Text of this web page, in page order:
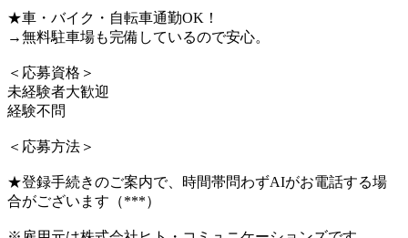
★車・バイク・自転車通勤OK！
→無料駐車場も完備しているので安心。
＜応募資格＞
未経験者大歓迎
経験不問
＜応募方法＞
★登録手続きのご案内で、時間帯問わずAIがお電話する場
合がございます（***）